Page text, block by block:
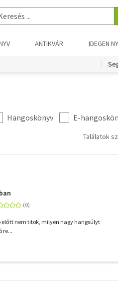
ANTIKVÁR IDEGEN
Hangoskönyv E-
Találatok
előtt nem titok, milyen nagy hangsúlyt
re...
szűrők